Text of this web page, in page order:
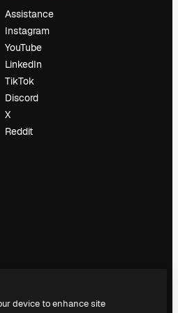
Assistance
Instagram
YouTube
LinkedIn
TikTok
Discord
X
Reddit
device to enhance site